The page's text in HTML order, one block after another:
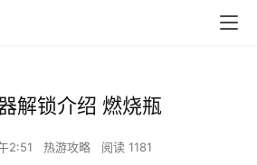
解锁介绍 燃烧瓶
2:51 热游攻略 阅读 1181